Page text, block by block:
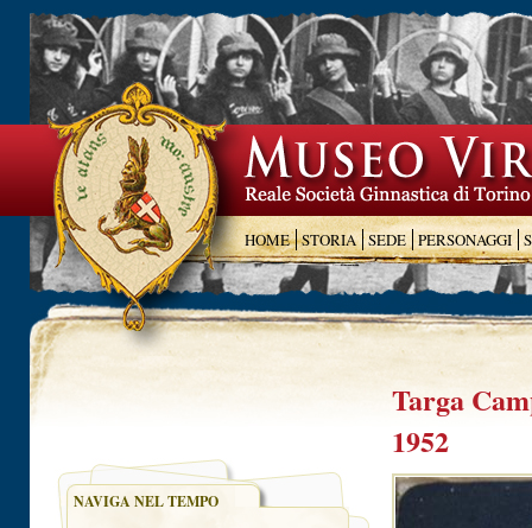
HOME STORIA SEDE PERSONAGGI
NAVIGA NEL TEMPO
Targa
1952